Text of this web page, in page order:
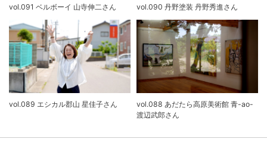
vol.091 ベルボーイ 山寺伸二さん vol.090 丹野塗装 丹野秀進さん
vol.089 エシカル郡山 星佳子さん
vol.088 あだたら高原美術館 青-ao-
渡辺武郎さん